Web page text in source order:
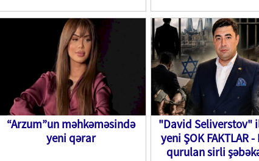
“Arzum”un məhkəməsində
yeni qərar
"David Seliverstov"
yeni ŞOK FAKTLAR -
qurulan sirli